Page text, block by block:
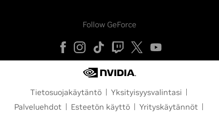
Follow GeForce
Tietosuojakäytäntö
Yksityisyysvalintasi
Palveluehdot
Esteetön käyttö Yrityskäytännöt